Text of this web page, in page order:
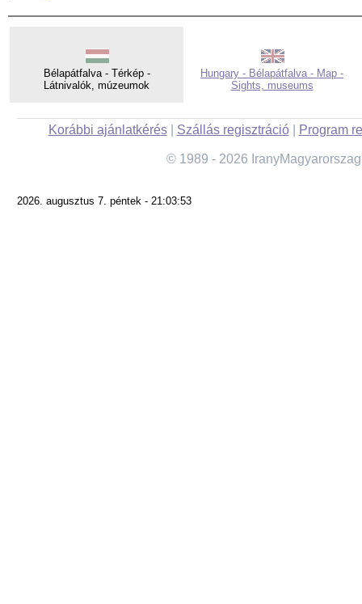
Bélapátfalva - Térkép -
Látnivalók, múzeumok
Hungary - Bélapátfalva - Map -
Sights, museums
Korábbi ajánlatkérés| Szállás regisztráció| Program
© 1989 - 2026
2026. augusztus 7. péntek - 21:03:53